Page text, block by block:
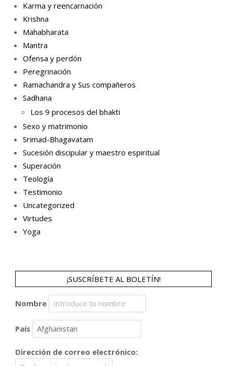
Karma y reencarnación
Krishna
Mahabharata
Mantra
Ofensa y perdón
Peregrinación
Ramachandra y Sus compañeros
Sadhana
Los 9 procesos del bhakti
Sexo y matrimonio
Srimad-Bhagavatam
Sucesión discipular y maestro espiritual
Superación
Teología
Testimonio
Uncategorized
Virtudes
Yoga
¡SUSCRÍBETE AL BOLETÍN!
Nombre
País
Dirección de correo electrónico: